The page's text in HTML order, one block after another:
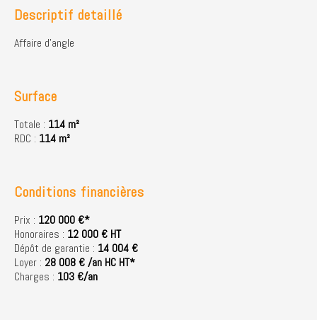
Descriptif detaillé
Affaire d'angle
Surface
Totale : 114 m²
RDC : 114 m²
Conditions financières
Prix : 120 000 €*
Honoraires : 12 000 € HT
Dépôt de garantie : 14 004 €
Loyer : 28 008 € /an HC HT*
Charges : 103 €/an